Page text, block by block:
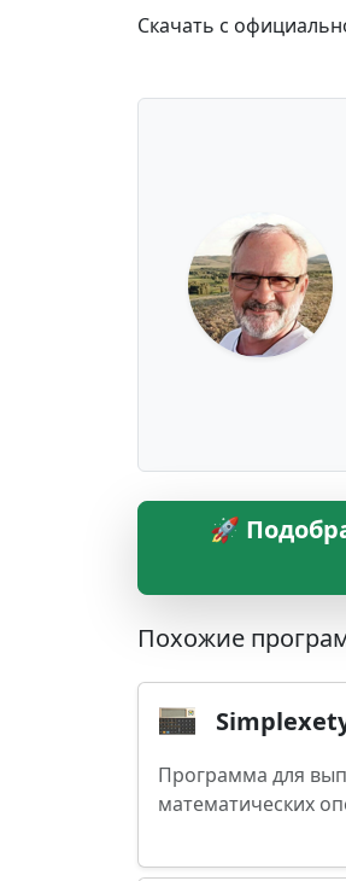
Скачать с
🚀
Похожие
Программа для
математических